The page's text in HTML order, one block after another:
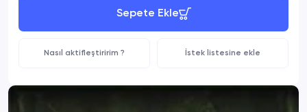
Sepete Ekle
Nasıl aktifleştiririm ? İstek listesine ekle